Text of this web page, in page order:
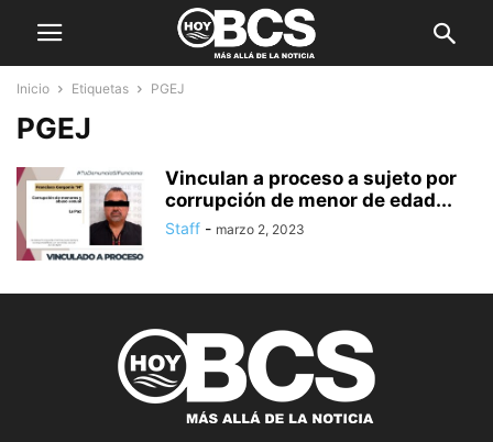
Inicio Etiquetas PGEJ
PGEJ
Vinculan a proceso a sujeto por
corrupción de menor de edad...
Staff - marzo 2, 2023